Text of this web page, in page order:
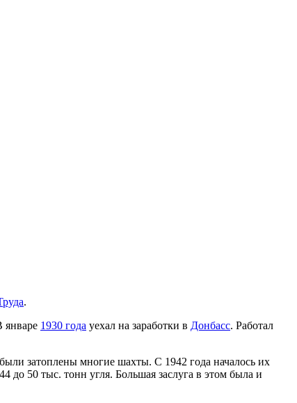
.
январе 1930 года уехал на заработки в Донбасс. Работал
затоплены многие шахты. С 1942 года началось их
до 50 тыс. тонн угля. Большая заслуга в этом была и